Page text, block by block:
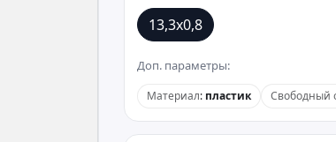
13,3х0,8
Доп. параметры:
Материал: пластик Свободный